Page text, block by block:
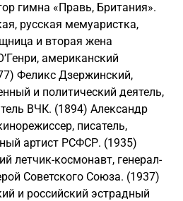
гимна «Правь, Британия».
русская мемуаристка,
и вторая жена
американский
Феликс Дзержинский,
и политический деятель,
ВЧК. (1894) Александр
писатель,
артист РСФСР. (1935)
летчик-космонавт, генерал-
Советского Союза. (1937)
и российский эстрадный